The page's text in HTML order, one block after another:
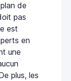
de
pas
est
en
une
plus, les